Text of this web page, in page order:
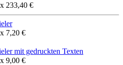
x 233,40 €
x 7,20 €
mit gedruckten Texten
x 9,00 €